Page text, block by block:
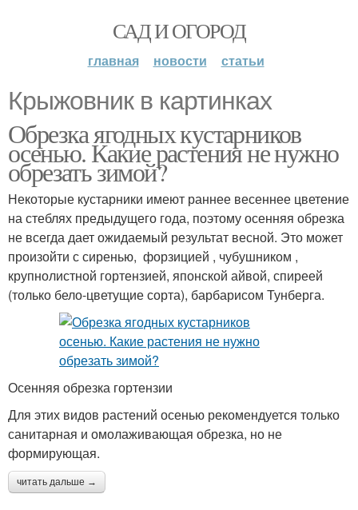
САД И ОГОРОД
главная новости статьи
Крыжовник в картинках
Обрезка ягодных кустарников
осенью. Какие растения не нужно
обрезать зимой?
Некоторые кустарники имеют раннее весеннее цветение
на стеблях предыдущего года, поэтому осенняя обрезка
не всегда дает ожидаемый результат весной. Это может
произойти с сиренью, форзицией , чубушником ,
крупнолистной гортензией, японской айвой, спиреей
(только бело-цветущие сорта), барбарисом Тунберга.
Осенняя обрезка гортензии
Для этих видов растений осенью рекомендуется только
санитарная и омолаживающая обрезка, но не
формирующая.
читать дальше →